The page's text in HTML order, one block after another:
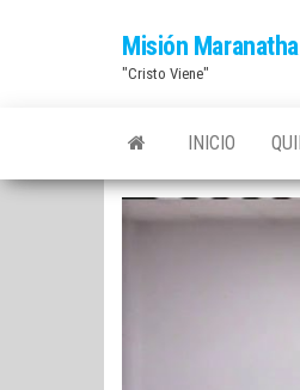
Misión Maranatha
"Cristo Viene"
INICIO